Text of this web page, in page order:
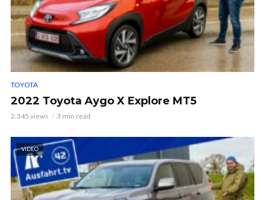
TOYOTA
2022 Toyota Aygo X Explore MT5
2.345 views 3 min read
VIDEO